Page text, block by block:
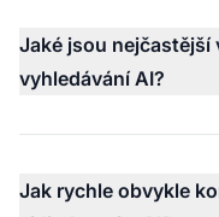
Jaké jsou nejčastější
vyhledávání AI?
Jak rychle obvykle